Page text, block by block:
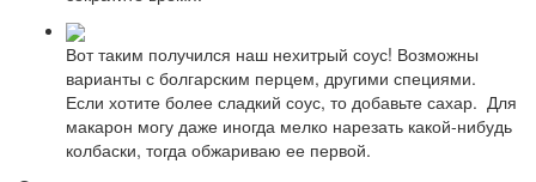
Вот таким получился наш нехитрый соус! Возможны
варианты с болгарским перцем, другими специями.
Если хотите более сладкий соус, то добавьте сахар. Для
макарон могу даже иногда мелко нарезать какой-нибудь
колбаски, тогда обжариваю ее первой.